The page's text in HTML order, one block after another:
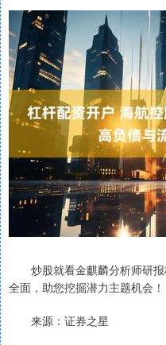
炒股就看金麒麟分析师研报
全面，助您挖掘潜力主题机会！
来源：证券之星